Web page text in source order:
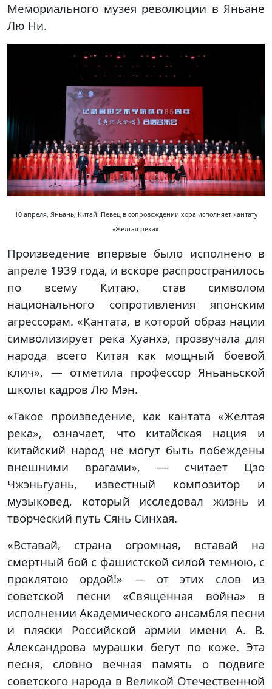
Мемориального музея революции в Яньане
Лю Ни.
10 апреля, Яньань, Китай. Певец в сопровождении хора исполняет кантату
«Желтая река».
Произведение впервые было исполнено в
апреле 1939 года, и вскоре распространилось
по всему Китаю, став символом
национального сопротивления японским
агрессорам. «Кантата, в которой образ нации
символизирует река Хуанхэ, прозвучала для
народа всего Китая как мощный боевой
клич», — отметила профессор Яньаньской
школы кадров Лю Мэн.
«Такое произведение, как кантата «Желтая
река», означает, что китайская нация и
китайский народ не могут быть побеждены
внешними врагами», — считает Цзо
Чжэньгуань, известный композитор и
музыковед, который исследовал жизнь и
творческий путь Сянь Синхая.
«Вставай, страна огромная, вставай на
смертный бой с фашистской силой темною, с
проклятою ордой!» — от этих слов из
советской песни «Священная война» в
исполнении Академического ансамбля песни
и пляски Российской армии имени А. В.
Александрова мурашки бегут по коже. Эта
песня, словно вечная память о подвиге
советского народа в Великой Отечественной